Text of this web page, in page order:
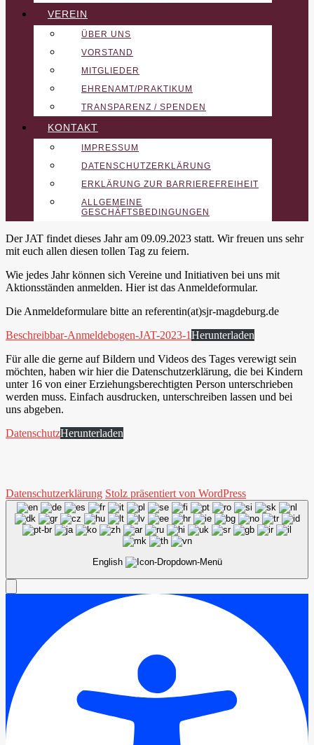
VEREIN
ÜBER UNS
VORSTAND
MITGLIEDER
EHRENAMT/PRAKTIKUM
TRANSPARENZ / SPENDEN
KONTAKT
IMPRESSUM
DATENSCHUTZERKLÄRUNG
ERKLÄRUNG ZUR BARRIEREFREIHEIT
ALLGEMEINE
GESCHÄFTSBEDINGUNGEN
Der JAT findet dieses Jahr am 09.09.2023 statt. Wir freuen uns sehr
mit euch allen diesen tollen Tag zu feiern.
Wie jedes Jahr können sich Vereine und Initiativen bei uns mit
Aktionsständen anmelden. Hier ist das Anmeldeformular.
Die Anmeldeformulare bitte an referentin(at)sjr-magdeburg.de
Beschreibbar-Anmeldebogen-JAT-2023-1Herunterladen
Für alle die gerne auf Bildern und Videos des Tages verewigt sein
möchten, haben wir hier die Datenschutzerklärung, die bei Kindern
unter 16 von einer Erziehungsberechtigten Person unterschrieben
werden muss. Einfach ausdrucken, unterschreiben lassen und bei
uns abgeben.
DatenschutzHerunterladen
Datenschutzerklärung Stolz präsentiert von WordPress
English